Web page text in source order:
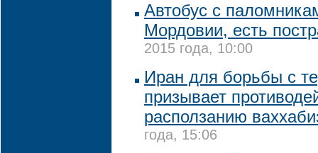
Автобус с
Мордовии, есть
2015 года, 10:00
Иран для борьбы с
призывает
расползанию
года, 15:06